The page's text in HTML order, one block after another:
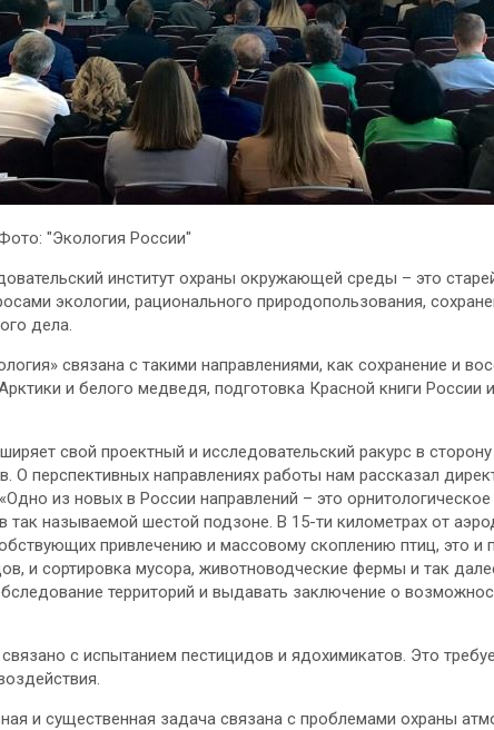
"Экология России"
институт охраны окружающей среды – это
экологии, рационального природопользования,
дела.
связана с такими направлениями, как сохранение и
и белого медведя, подготовка Красной книги России
свой проектный и исследовательский ракурс в
О перспективных направлениях работы нам рассказал
«Одно из новых в России направлений – это
так называемой шестой подзоне. В 15-ти километрах от
привлечению и массовому скоплению птиц, это и
и сортировка мусора, животноводческие фермы и так
территорий и выдавать заключение о
с испытанием пестицидов и ядохимикатов. Это
и существенная задача связана с проблемами охраны